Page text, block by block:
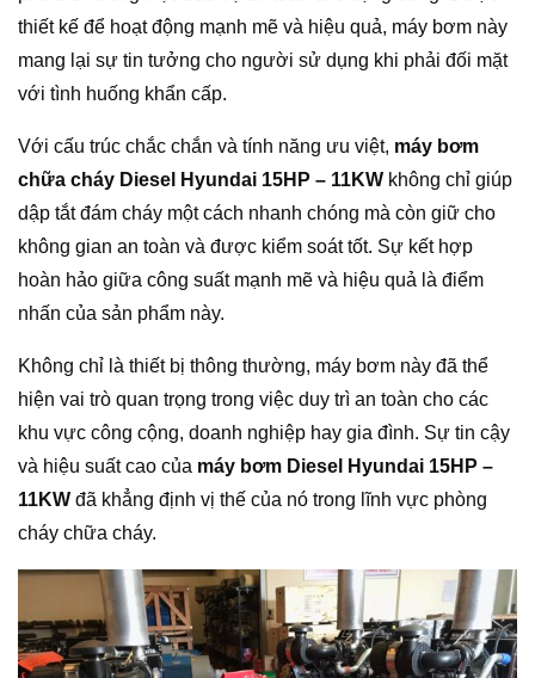
thiết kế để hoạt động mạnh mẽ và hiệu quả, máy bơm này
mang lại sự tin tưởng cho người sử dụng khi phải đối mặt
với tình huống khẩn cấp.
Với cấu trúc chắc chắn và tính năng ưu việt, máy bơm
chữa cháy Diesel Hyundai 15HP – 11KW không chỉ giúp
dập tắt đám cháy một cách nhanh chóng mà còn giữ cho
không gian an toàn và được kiểm soát tốt. Sự kết hợp
hoàn hảo giữa công suất mạnh mẽ và hiệu quả là điểm
nhấn của sản phẩm này.
Không chỉ là thiết bị thông thường, máy bơm này đã thể
hiện vai trò quan trọng trong việc duy trì an toàn cho các
khu vực công cộng, doanh nghiệp hay gia đình. Sự tin cậy
và hiệu suất cao của máy bơm Diesel Hyundai 15HP –
11KW đã khẳng định vị thế của nó trong lĩnh vực phòng
cháy chữa cháy.